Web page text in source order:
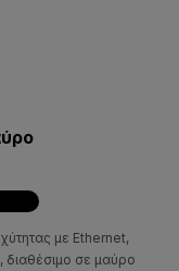
με Ethernet,
διαθέσιμο σε μαύρο